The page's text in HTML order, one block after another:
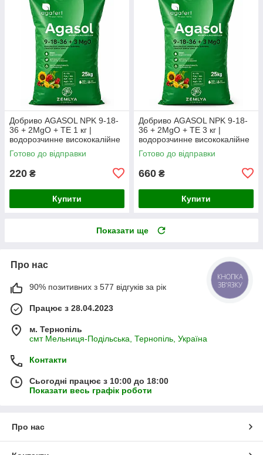
Добриво AGASOL NPK 9-18-
36 + 2MgO + TE 1 кг |
водорозчинне висококалійне
NPK-добриво (фасоване з
мішка)
Готово до відправки
220 ₴
Купити
Добриво AGASOL NPK 9-18-
36 + 2MgO + TE 3 кг |
водорозчинне висококалійне
NPK-добриво (фасоване з
мішка)
Готово до відправки
660 ₴
Купити
Показати ще
Про нас
90% позитивних з 577 відгуків за рік
Працює з 28.04.2023
м. Тернопіль
смт Мельниця-Подільська, Тернопіль, Україна
Контакти
Сьогодні працює з 10:00 до 18:00
Показати весь графік роботи
Про нас
КНОПКА
ЗВ'ЯЗКУ